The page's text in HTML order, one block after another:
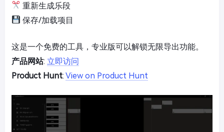
重新生成乐段
保存/加载项目
这是一个免费的工具，专业版可以解锁无限导出功能。
产品网站: 立即访问
Product Hunt: View on Product Hunt